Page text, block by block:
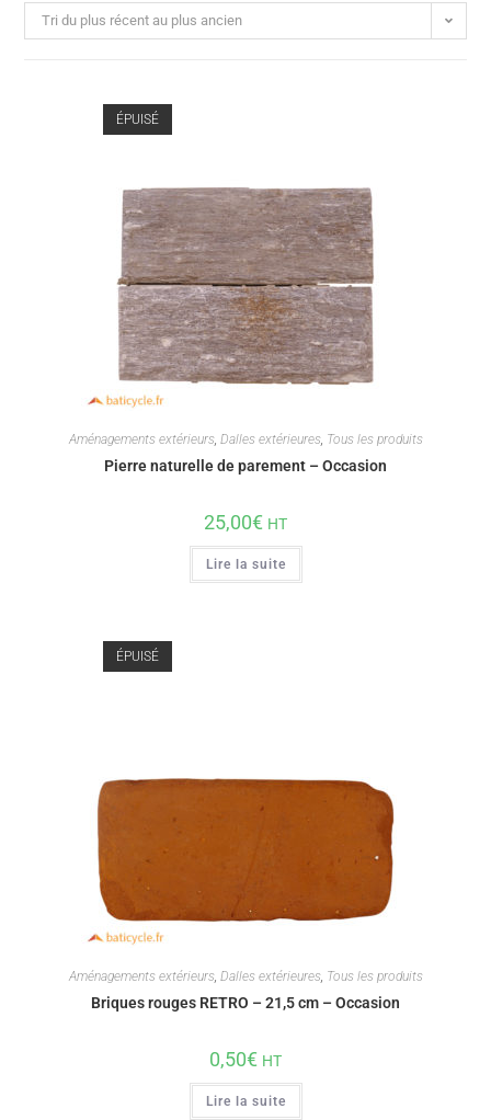
Tri du plus récent au plus ancien
ÉPUISÉ
Aménagements extérieurs, Dalles extérieures, Tous les produits
Pierre naturelle de parement – Occasion
25,00€ HT
Lire la suite
ÉPUISÉ
Aménagements extérieurs, Dalles extérieures, Tous les produits
Briques rouges RETRO – 21,5 cm – Occasion
0,50€ HT
Lire la suite